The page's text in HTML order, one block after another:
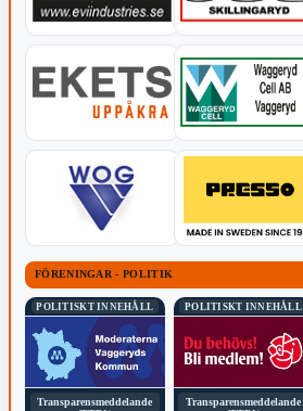
FÖRENINGAR - POLITIK
POLITISKT INNEHÅLL
Transparensmeddelande
POLITISKT INNEHÅLL
Transparensmeddelande